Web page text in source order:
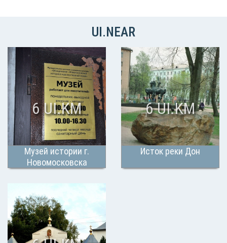
UI.NEAR
Музей истории г.
Новомосковска
6 UI.KM
Исток реки Дон
6 UI.KM